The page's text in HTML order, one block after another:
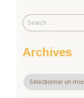
Archives
Archives